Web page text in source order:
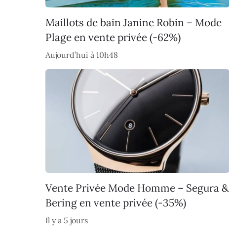
Maillots de bain Janine Robin – Mode
Plage en vente privée (-62%)
Aujourd’hui à 10h48
Vente Privée Mode Homme – Segura &
Bering en vente privée (-35%)
Il y a 5 jours